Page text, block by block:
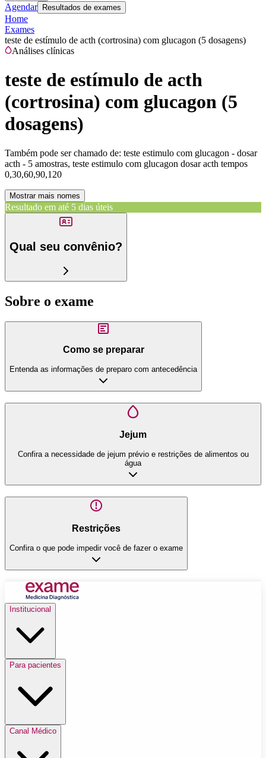
Agendar Resultados de exames
Home
Exames
teste de estímulo de acth (cortrosina) com glucagon (5 dosagens)
Análises clínicas
teste de estímulo de acth
(cortrosina) com glucagon (5
dosagens)
Também pode ser chamado de: teste estimulo com glucagon - dosar
acth - 5 amostras, teste estimulo com glucagon dosar acth tempos
0,30,60,90,120
Mostrar mais nomes
Resultado em até 5 dias úteis
Qual seu convênio?
Sobre o exame
Como se preparar
Entenda as informações de preparo com antecedência
Jejum
Confira a necessidade de jejum prévio e restrições de alimentos ou
água
Restrições
Confira o que pode impedir você de fazer o exame
Institucional
Para pacientes
Canal Médico